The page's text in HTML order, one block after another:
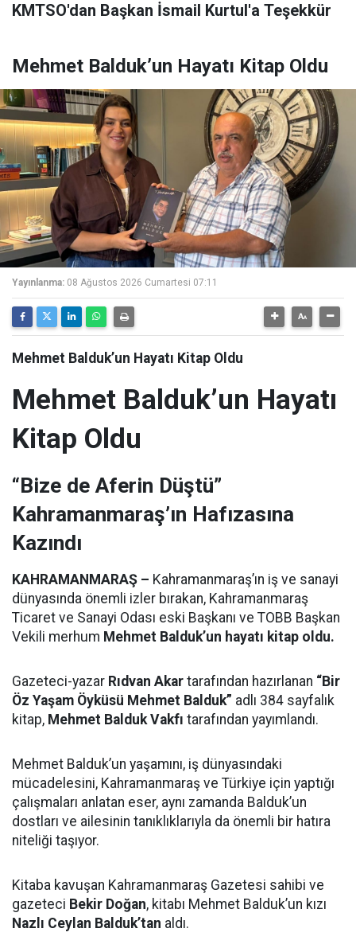
KMTSO'dan Başkan İsmail Kurtul'a Teşekkür
Mehmet Balduk’un Hayatı Kitap Oldu
Yayınlanma: 08 Ağustos 2026 Cumartesi 07:11
Mehmet Balduk’un Hayatı Kitap Oldu
Mehmet Balduk’un Hayatı
Kitap Oldu
“Bize de Aferin Düştü”
Kahramanmaraş’ın Hafızasına
Kazındı
KAHRAMANMARAŞ – Kahramanmaraş’ın iş ve sanayi
dünyasında önemli izler bırakan, Kahramanmaraş
Ticaret ve Sanayi Odası eski Başkanı ve TOBB Başkan
Vekili merhum Mehmet Balduk’un hayatı kitap oldu.
Gazeteci-yazar Rıdvan Akar tarafından hazırlanan “Bir
Öz Yaşam Öyküsü Mehmet Balduk” adlı 384 sayfalık
kitap, Mehmet Balduk Vakfı tarafından yayımlandı.
Mehmet Balduk’un yaşamını, iş dünyasındaki
mücadelesini, Kahramanmaraş ve Türkiye için yaptığı
çalışmaları anlatan eser, aynı zamanda Balduk’un
dostları ve ailesinin tanıklıklarıyla da önemli bir hatıra
niteliği taşıyor.
Kitaba kavuşan Kahramanmaraş Gazetesi sahibi ve
gazeteci Bekir Doğan, kitabı Mehmet Balduk’un kızı
Nazlı Ceylan Balduk’tan aldı.